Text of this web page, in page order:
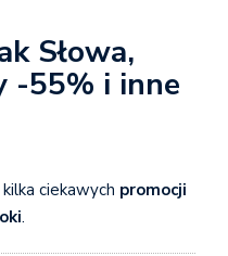
Słowa,
-55% i inne
ciekawych promocji
.